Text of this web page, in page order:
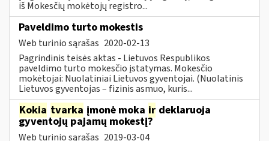
iš Mokesčių mokėtojų registro...
Paveldimo turto mokestis
Web turinio sąrašas 2020-02-13
Pagrindinis teisės aktas - Lietuvos Respublikos
paveldimo turto mokesčio įstatymas. Mokesčio
mokėtojai: Nuolatiniai Lietuvos gyventojai. (Nuolatinis
Lietuvos gyventojas – fizinis asmuo, kuris...
Kokia tvarka įmonė moka ir deklaruoja
gyventojų pajamų mokestį?
Web turinio sąrašas 2019-03-04